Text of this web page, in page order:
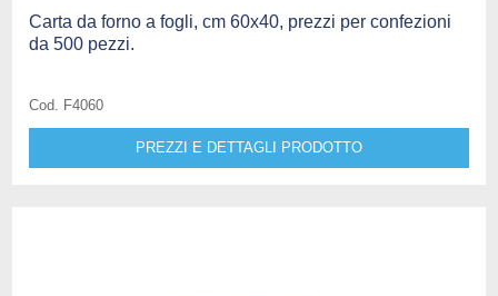
Carta da forno a fogli, cm 60x40, prezzi per confezioni
da 500 pezzi.
Cod. F4060
PREZZI E DETTAGLI PRODOTTO